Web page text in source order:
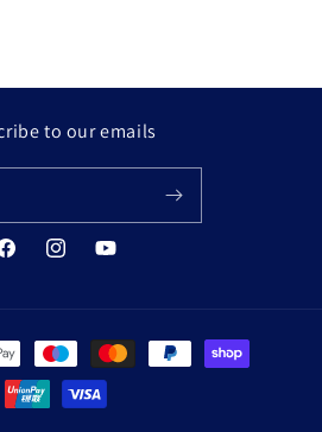
to our emails
InstagramYouTube